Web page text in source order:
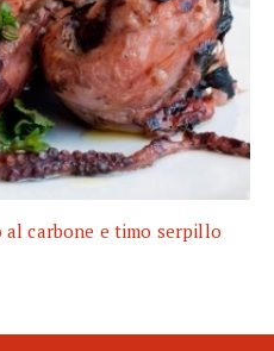
carbone e timo serpillo